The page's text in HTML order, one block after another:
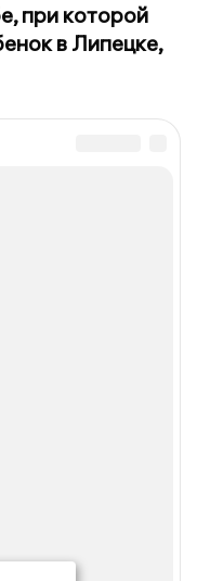
при которой
в Липецке,